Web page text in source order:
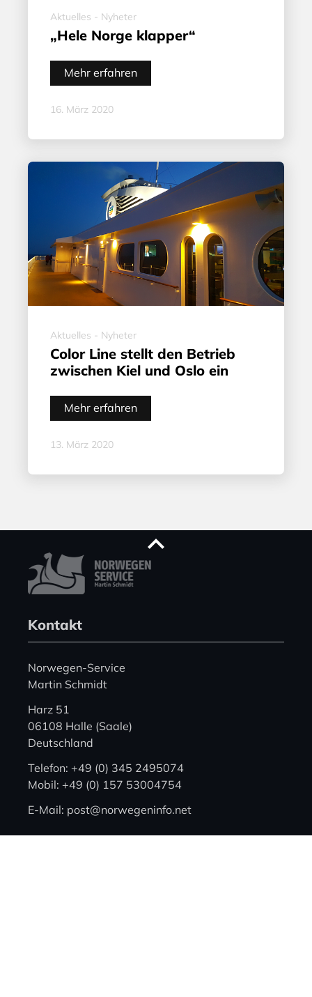
Aktuelles - Nyheter
„Hele Norge klapper“
Mehr erfahren
16. März 2020
Aktuelles - Nyheter
Color Line stellt den Betrieb
zwischen Kiel und Oslo ein
Mehr erfahren
13. März 2020
Kontakt
Norwegen-Service
Martin Schmidt
Harz 51
06108 Halle (Saale)
Deutschland
Telefon: +49 (0) 345 2495074
Mobil: +49 (0) 157 53004754
E-Mail: post@norwegeninfo.net